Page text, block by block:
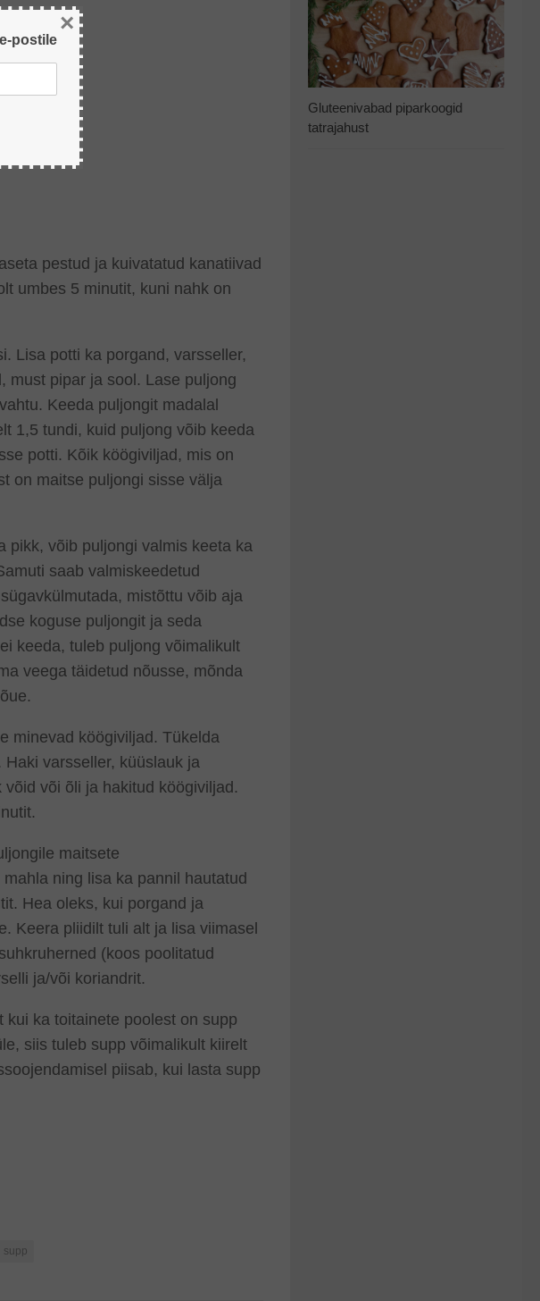
pestud ja kuivatatud kanatiivad
umbes 5 minutit, kuni nahk on
Lisa potti ka porgand, varsseller,
must pipar ja sool. Lase puljong
Keeda puljongit madalal
1,5 tundi, kuid puljong võib keeda
potti. Kõik köögiviljad, mis on
on maitse puljongi sisse välja
pikk, võib puljongi valmis keeta ka
saab valmiskeedetud
mistõttu võib aja
koguse puljongit ja seda
keeda, tuleb puljong võimalikult
veega täidetud nõusse, mõnda
minevad köögiviljad. Tükelda
varsseller, küüslauk ja
või õli ja hakitud köögiviljad.
maitsete
ning lisa ka pannil hautatud
Hea oleks, kui porgand ja
Keera pliidilt tuli alt ja lisa viimasel
(koos poolitatud
ja/või koriandrit.
ka toitainete poolest on supp
siis tuleb supp võimalikult kiirelt
piisab, kui lasta supp
supp
Gluteenivabad piparkoogid
tatrajahust
postile
×